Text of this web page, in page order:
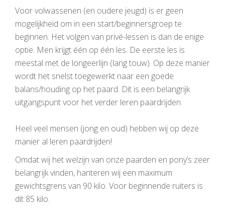
Voor volwassenen (en oudere jeugd) is er geen
mogelijkheid om in een start/beginnersgroep te
beginnen. Het volgen van privé-lessen is dan de enige
optie. Men krijgt één op één les. De eerste les is
meestal met de longeerlijn (lang touw). Op deze manier
wordt het snelst toegewerkt naar een goede
balans/houding op het paard. Dit is een belangrijk
uitgangspunt voor het verder leren paardrijden.
Heel veel mensen (jong en oud) hebben wij op deze
manier al leren paardrijden!
Omdat wij het welzijn van onze paarden en pony’s zeer
belangrijk vinden, hanteren wij een maximum
gewichtsgrens van 90 kilo. Voor beginnende ruiters is
dit 85 kilo.